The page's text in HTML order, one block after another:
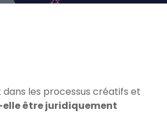
les processus créatifs et
elle être juridiquement